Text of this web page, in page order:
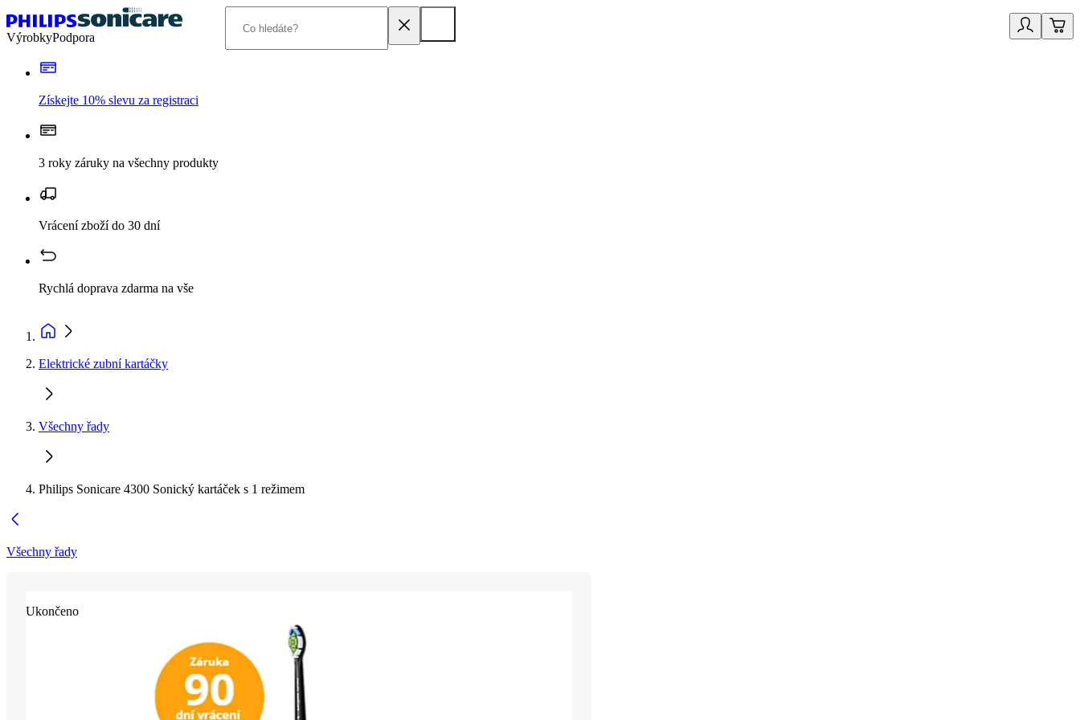
VýrobkyPodpora
Získejte 10% slevu za registraci
3 roky záruky na všechny produkty
Vrácení zboží do 30 dní
Rychlá doprava zdarma na vše
Elektrické zubní kartáčky
Všechny řady
Philips Sonicare 4300 Sonický kartáček s 1 režimem
Všechny řady
Ukončeno